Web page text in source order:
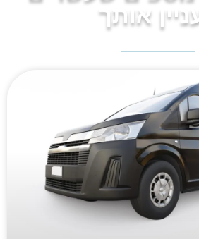
אותך